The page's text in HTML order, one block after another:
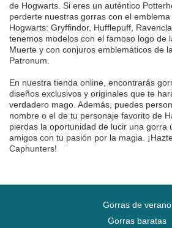
de Hogwarts. Si eres un auténtico
perderte nuestras gorras con el
Hogwarts: Gryffindor, Hufflepuff,
tenemos modelos con el famoso logo de
Muerte y con conjuros emblemáticos de
Patronum.
En nuestra tienda online, encontrarás
diseños exclusivos y originales que te
verdadero mago. Además, puedes
nombre o el de tu personaje favorito de
pierdas la oportunidad de lucir una gorra
amigos con tu pasión por la magia.
Caphunters!
Gorras de verano
Gorras baratas